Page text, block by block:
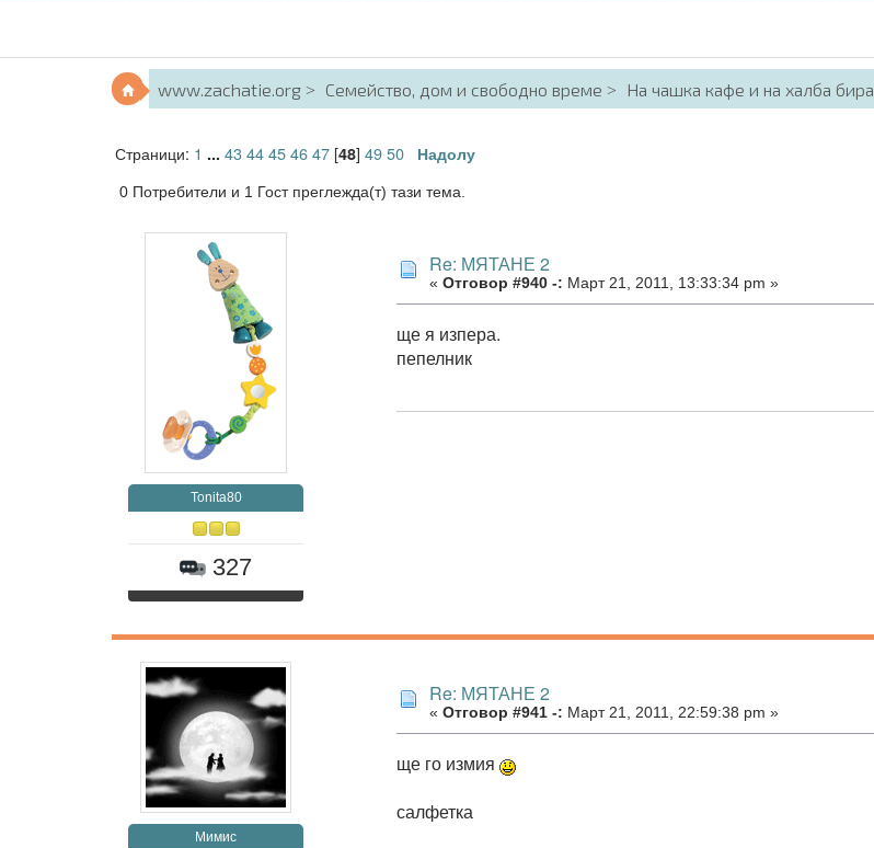
www.zachatie.org Семейство, дом и свободно време На чашка кафе и на халба бира
Страници: 1 ... 4344454647[48] 4950 Надолу
0 Потребители и 1 Гост преглежда(т) тази тема.
Tonita80
327
Re: МЯТАНЕ 2
« Отговор #940 -: Март 21, 2011, 13:33:34 pm »
ще я изпера.
пепелник
Мимис
Re: МЯТАНЕ 2
« Отговор #941 -: Март 21, 2011, 22:59:38 pm »
ще го измия
салфетка